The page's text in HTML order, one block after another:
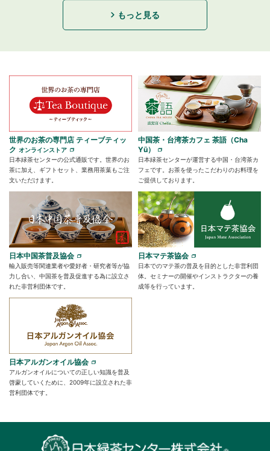
もっと見る
世界のお茶の専門店 ティーブティッ
ク オンラインストア
日本緑茶センターの公式通販です。世界のお
茶に加え、ギフトセット、業務用茶葉もご注
文いただけます。
中国茶・台湾茶カフェ 茶語（Cha
Yū）
日本緑茶センターが運営する中国・台湾茶カ
フェです。お茶を使ったこだわりのお料理を
ご提供しております。
日本中国茶普及協会
輸入販売等関連業者や愛好者・研究者等が協
力し合い、中国茶を普及促進する為に設立さ
れた非営利団体です。
日本マテ茶協会
日本でのマテ茶の普及を目的とした非営利団
体。セミナーの開催やインストラクターの養
成等を行っています。
日本アルガンオイル協会
アルガンオイルについての正しい知識を普及
啓蒙していくために、2009年に設立された非
営利団体です。